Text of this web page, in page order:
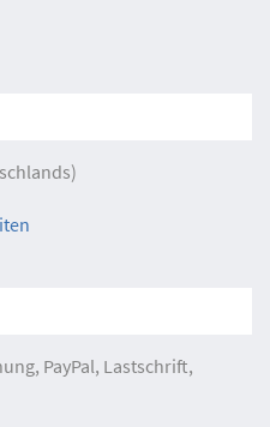
PayPal, Lastschrift,